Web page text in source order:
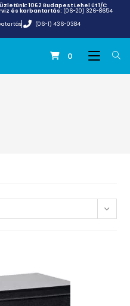
1062 Budapest Lehel út 1/C
és karbantartás: (06-20) 326-8654
(06-1) 436-0384
0